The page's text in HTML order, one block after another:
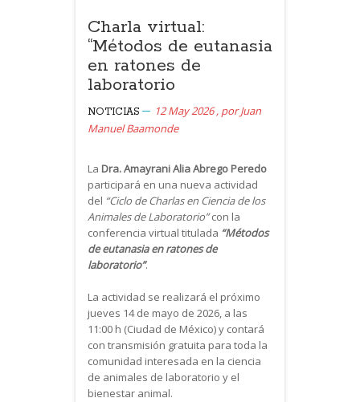
Charla virtual:
“Métodos de eutanasia
en ratones de
laboratorio
NOTICIAS 12 May 2026 , porJuan
Manuel Baamonde
La Dra. Amayrani Alia Abrego Peredo
participará en una nueva actividad
del “Ciclo de Charlas en Ciencia de los
Animales de Laboratorio”con la
conferencia virtual titulada “Métodos
de eutanasia en ratones de
laboratorio”.
La actividad se realizará el próximo
jueves 14 de mayo de 2026, a las
11:00 h (Ciudad de México) y contará
con transmisión gratuita para toda la
comunidad interesada en la ciencia
de animales de laboratorio y el
bienestar animal.